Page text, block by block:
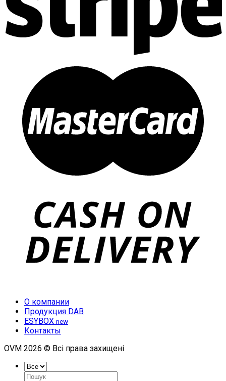
О компании
Продукция DAB
ESYBOX new
Контакты
OVM 2026 © Всі права захищені
Искать: